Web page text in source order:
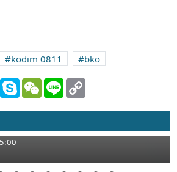
kodim 0811
bko
WhatsApp
SkypeWeChatLine
Hibah DBH Cukai
Kelompok Tani